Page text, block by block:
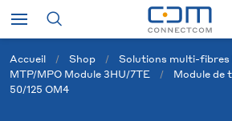
Accueil Shop
Solutions multi-fibres
MTP/MPO Module 3HU/7TE
Module de
50/125 OM4